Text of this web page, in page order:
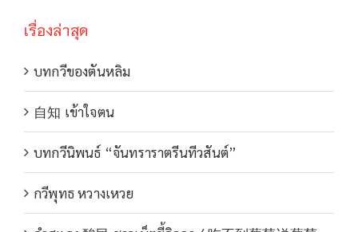
เรื่องล่าสุด
บทกวีของตันหลิม
自知 เข้าใจตน
บทกวีนิพนธ์ “จันทราราตรีนทีวสันต์”
กวีพุทธ หวางเหวย